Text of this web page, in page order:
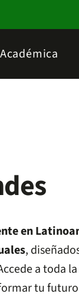
en
,
a toda
tu